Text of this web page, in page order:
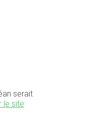
serait
le site